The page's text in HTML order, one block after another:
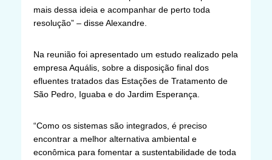
mais dessa ideia e acompanhar de perto toda
resolução” – disse Alexandre.
Na reunião foi apresentado um estudo realizado pela
empresa Aquális, sobre a disposição final dos
efluentes tratados das Estações de Tratamento de
São Pedro, Iguaba e do Jardim Esperança.
“Como os sistemas são integrados, é preciso
encontrar a melhor alternativa ambiental e
econômica para fomentar a sustentabilidade de toda